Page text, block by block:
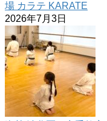
場 カラテ KARATE
2026年7月3日